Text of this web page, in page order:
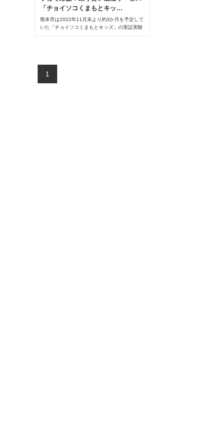
「チョイソコくまもとキッ…
熊本市は2022年11月末より約3か月を予定して
いた「チョイソコくまもとキッズ」の実証実験
1